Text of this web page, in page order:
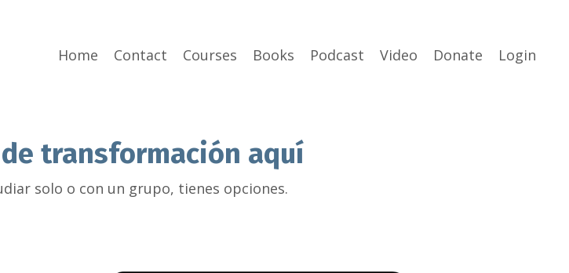
Home Contact Courses Books Podcast Video Donate Login
transformación aquí
solo o con un grupo, tienes opciones.